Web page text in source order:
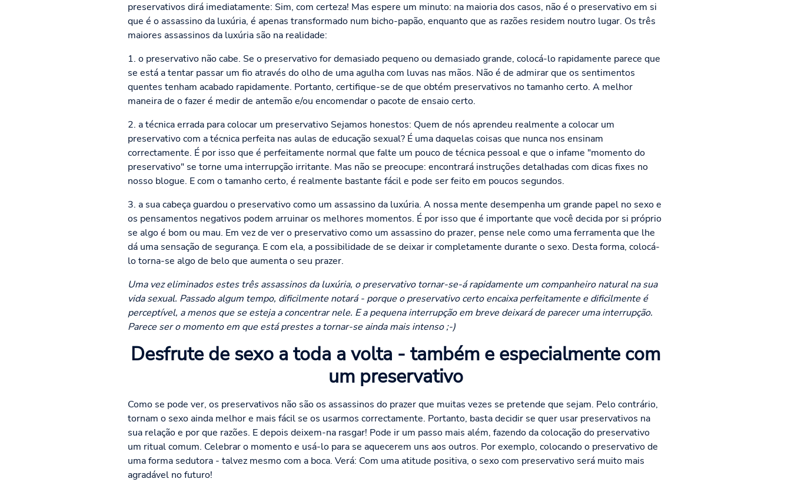
preservativos dirá imediatamente: Sim, com certeza! Mas espere um minuto: na maioria dos casos, não é o preservativo em si
que é o assassino da luxúria, é apenas transformado num bicho-papão, enquanto que as razões residem noutro lugar. Os três
maiores assassinos da luxúria são na realidade:
1. o preservativo não cabe. Se o preservativo for demasiado pequeno ou demasiado grande, colocá-lo rapidamente parece que
se está a tentar passar um fio através do olho de uma agulha com luvas nas mãos. Não é de admirar que os sentimentos
quentes tenham acabado rapidamente. Portanto, certifique-se de que obtém preservativos no tamanho certo. A melhor
maneira de o fazer é medir de antemão e/ou encomendar o pacote de ensaio certo.
2. a técnica errada para colocar um preservativo Sejamos honestos: Quem de nós aprendeu realmente a colocar um
preservativo com a técnica perfeita nas aulas de educação sexual? É uma daquelas coisas que nunca nos ensinam
correctamente. É por isso que é perfeitamente normal que falte um pouco de técnica pessoal e que o infame "momento do
preservativo" se torne uma interrupção irritante. Mas não se preocupe: encontrará instruções detalhadas com dicas fixes no
nosso blogue. E com o tamanho certo, é realmente bastante fácil e pode ser feito em poucos segundos.
3. a sua cabeça guardou o preservativo como um assassino da luxúria. A nossa mente desempenha um grande papel no sexo e
os pensamentos negativos podem arruinar os melhores momentos. É por isso que é importante que você decida por si próprio
se algo é bom ou mau. Em vez de ver o preservativo como um assassino do prazer, pense nele como uma ferramenta que lhe
dá uma sensação de segurança. E com ela, a possibilidade de se deixar ir completamente durante o sexo. Desta forma, colocá-
lo torna-se algo de belo que aumenta o seu prazer.
Uma vez eliminados estes três assassinos da luxúria, o preservativo tornar-se-á rapidamente um companheiro natural na sua
vida sexual. Passado algum tempo, dificilmente notará - porque o preservativo certo encaixa perfeitamente e dificilmente é
perceptível, a menos que se esteja a concentrar nele. E a pequena interrupção em breve deixará de parecer uma interrupção.
Parece ser o momento em que está prestes a tornar-se ainda mais intenso ;-)
Desfrute de sexo a toda a volta - também e especialmente com
um preservativo
Como se pode ver, os preservativos não são os assassinos do prazer que muitas vezes se pretende que sejam. Pelo contrário,
tornam o sexo ainda melhor e mais fácil se os usarmos correctamente. Portanto, basta decidir se quer usar preservativos na
sua relação e por que razões. E depois deixem-na rasgar! Pode ir um passo mais além, fazendo da colocação do preservativo
um ritual comum. Celebrar o momento e usá-lo para se aquecerem uns aos outros. Por exemplo, colocando o preservativo de
uma forma sedutora - talvez mesmo com a boca. Verá: Com uma atitude positiva, o sexo com preservativo será muito mais
agradável no futuro!